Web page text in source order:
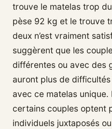
trouve le matelas trop
pèse 92 kg et le trouve
deux n’est vraiment
suggèrent que les
différentes ou avec des
auront plus de
avec ce matelas unique.
certains couples optent
individuels juxtaposés